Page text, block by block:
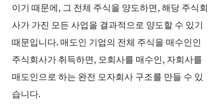
이기 때문에, 그 전체 주식을 양도하면, 해당 주식회
사가 가진 모든 사업을 결과적으로 양도할 수 있기
때문입니다. 매도인 기업의 전체 주식을 매수인인
주식회사가 취득하면, 모회사를 매수인, 자회사를
매도인으로 하는 완전 모자회사 구조를 만들 수 있
습니다.